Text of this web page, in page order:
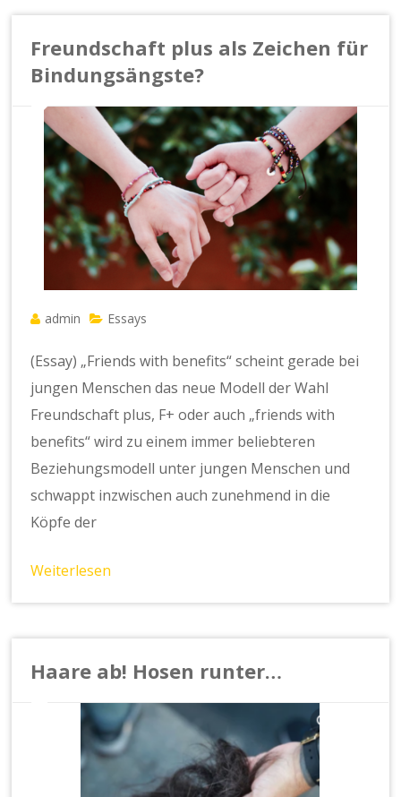
Freundschaft plus als Zeichen für
Bindungsängste?
admin Essays
(Essay) „Friends with benefits“ scheint gerade bei
jungen Menschen das neue Modell der Wahl
Freundschaft plus, F+ oder auch „friends with
benefits“ wird zu einem immer beliebteren
Beziehungsmodell unter jungen Menschen und
schwappt inzwischen auch zunehmend in die
Köpfe der
Weiterlesen
Haare ab! Hosen runter…